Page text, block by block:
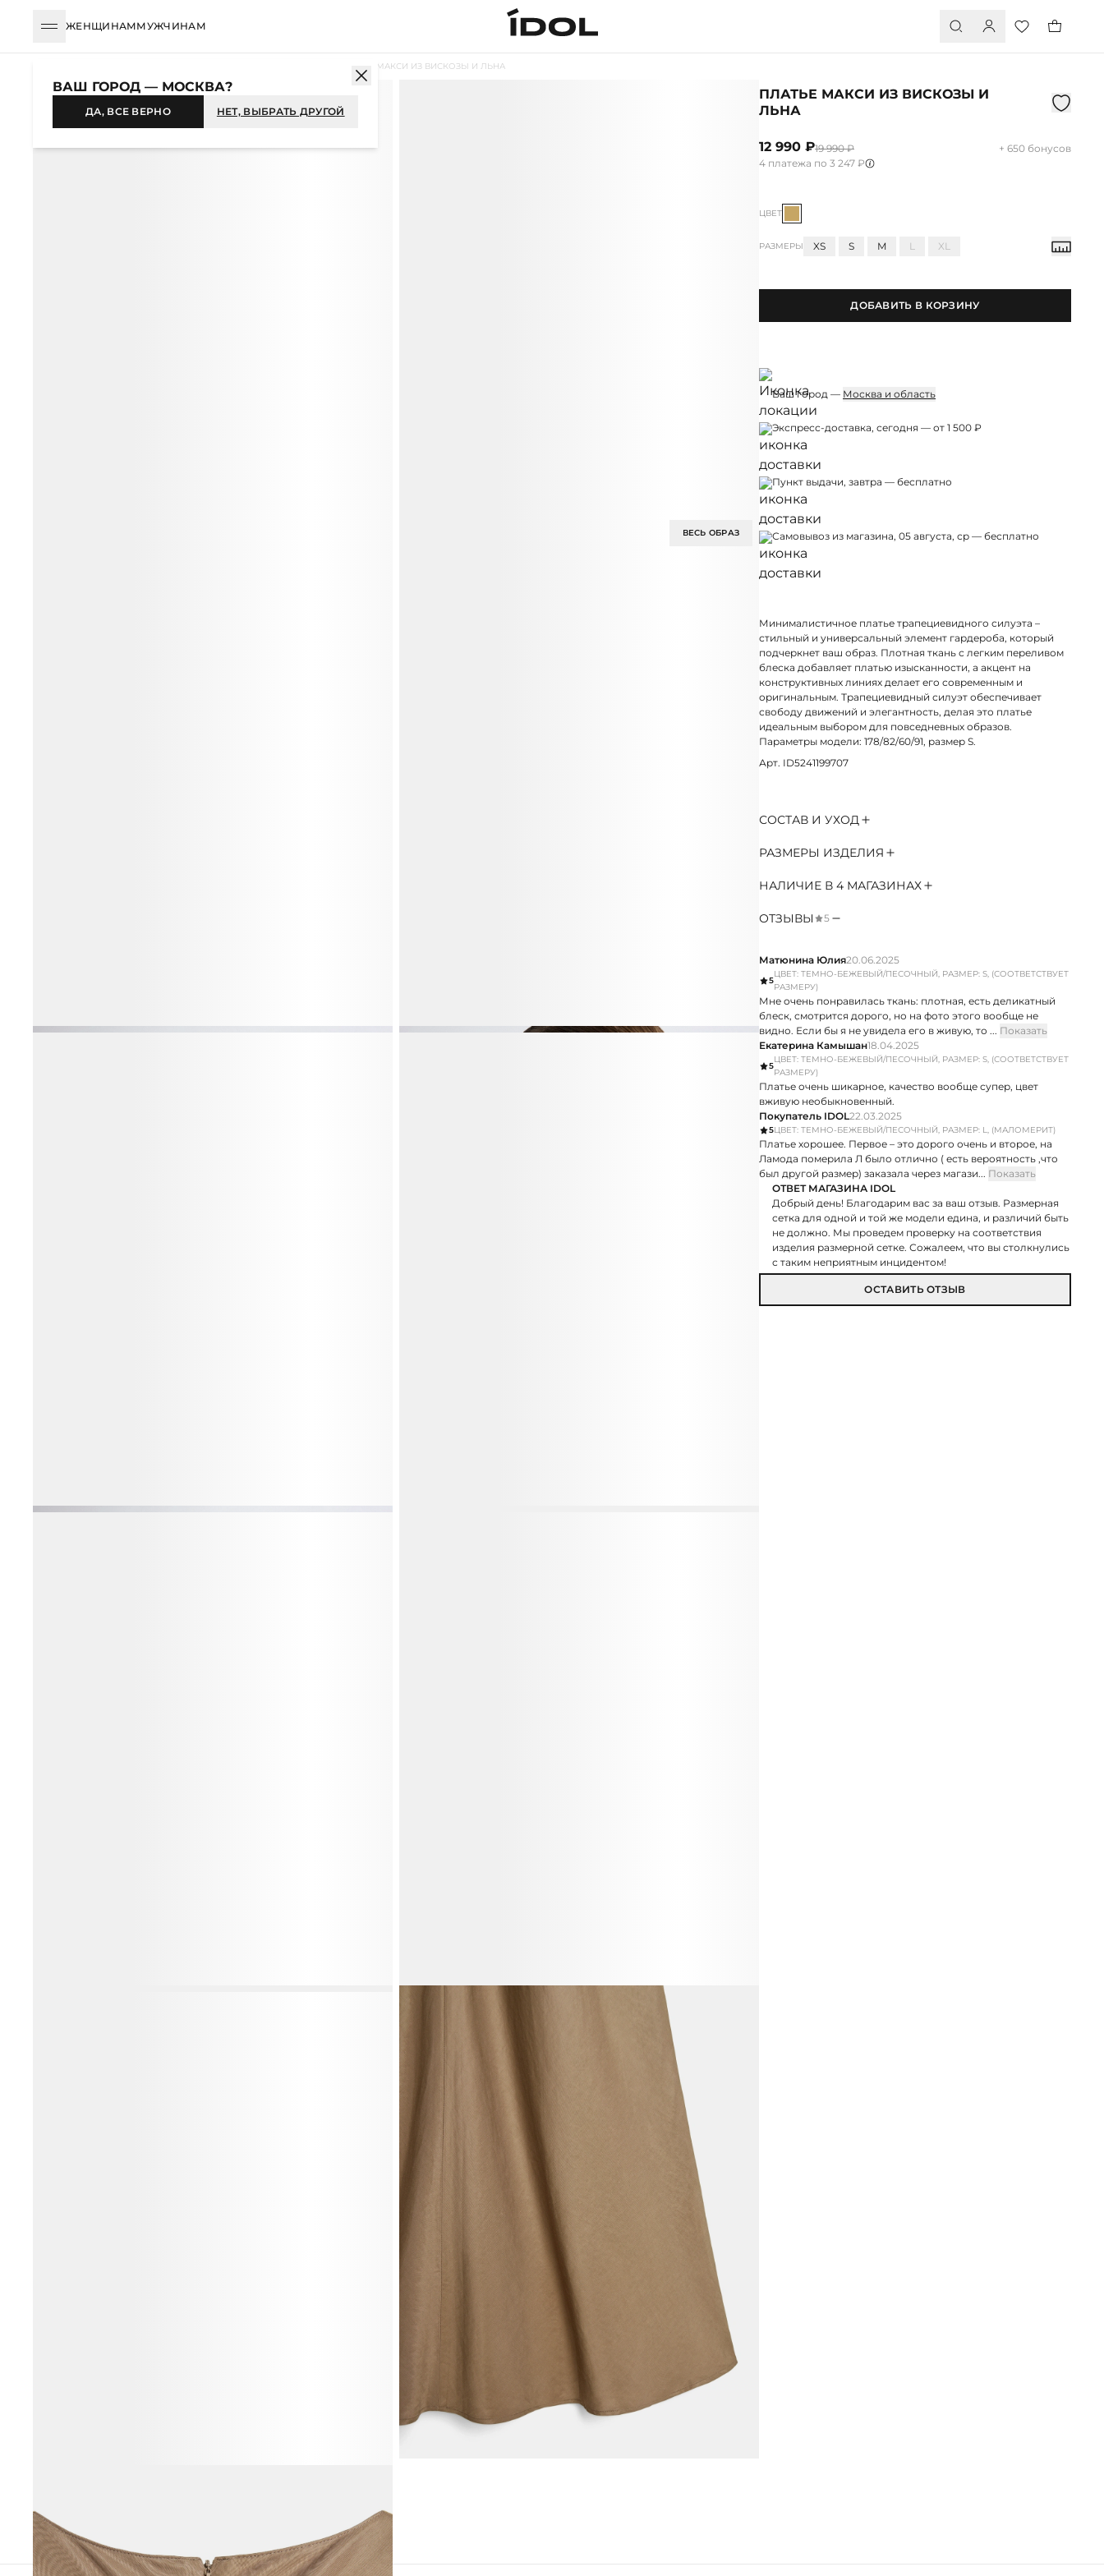
ЖЕНЩИНАММУЖЧИНАМ
ПЛАТЬЕ МАКСИ ИЗ ВИСКОЗЫ И ЛЬНА
ВЕСЬ ОБРАЗ
ПЛАТЬЕ МАКСИ ИЗ ВИСКОЗЫ И
ЛЬНА
12 990 ₽19 990 ₽
+ 650 бонусов
4 платежа по 3 247 ₽
ЦВЕТ
РАЗМЕРЫ XS S M L XL
ДОБАВИТЬ В КОРЗИНУ
Ваш город — Москва и область
Экспресс-доставка, сегодня — от 1 500 ₽
Пункт выдачи, завтра — бесплатно
Самовывоз из магазина, 05 августа, ср — бесплатно
Минималистичное платье трапециевидного силуэта –
стильный и универсальный элемент гардероба, который
подчеркнет ваш образ. Плотная ткань с легким переливом
блеска добавляет платью изысканности, а акцент на
конструктивных линиях делает его современным и
оригинальным. Трапециевидный силуэт обеспечивает
свободу движений и элегантность, делая это платье
идеальным выбором для повседневных образов.
Параметры модели: 178/82/60/91, размер S.
Арт. ID5241199707
СОСТАВ И УХОД
РАЗМЕРЫ ИЗДЕЛИЯ
НАЛИЧИЕ В 4 МАГАЗИНАХ
ОТЗЫВЫ 5
Матюнина Юлия20.06.2025
5
ЦВЕТ: ТЕМНО-БЕЖЕВЫЙ/ПЕСОЧНЫЙ, РАЗМЕР: S, (СООТВЕТСТВУЕТ
РАЗМЕРУ)
Мне очень понравилась ткань: плотная, есть деликатный
блеск, смотрится дорого, но на фото этого вообще не
видно. Если бы я не увидела его в живую, то ... Показать
Екатерина Камышан18.04.2025
5
ЦВЕТ: ТЕМНО-БЕЖЕВЫЙ/ПЕСОЧНЫЙ, РАЗМЕР: S, (СООТВЕТСТВУЕТ
РАЗМЕРУ)
Платье очень шикарное, качество вообще супер, цвет
вживую необыкновенный.
Покупатель IDOL22.03.2025
5ЦВЕТ: ТЕМНО-БЕЖЕВЫЙ/ПЕСОЧНЫЙ, РАЗМЕР: L, (МАЛОМЕРИТ)
Платье хорошее. Первое – это дорого очень и второе, на
Ламода померила Л было отлично ( есть вероятность ,что
был другой размер) заказала через магази... Показать
ОТВЕТ МАГАЗИНА IDOL
Добрый день! Благодарим вас за ваш отзыв. Размерная
сетка для одной и той же модели едина, и различий быть
не должно. Мы проведем проверку на соответствия
изделия размерной сетке. Сожалеем, что вы столкнулись
с таким неприятным инцидентом!
ОСТАВИТЬ ОТЗЫВ
ВАШ ГОРОД — МОСКВА?
ДА, ВСЕ ВЕРНО НЕТ, ВЫБРАТЬ ДРУГОЙ